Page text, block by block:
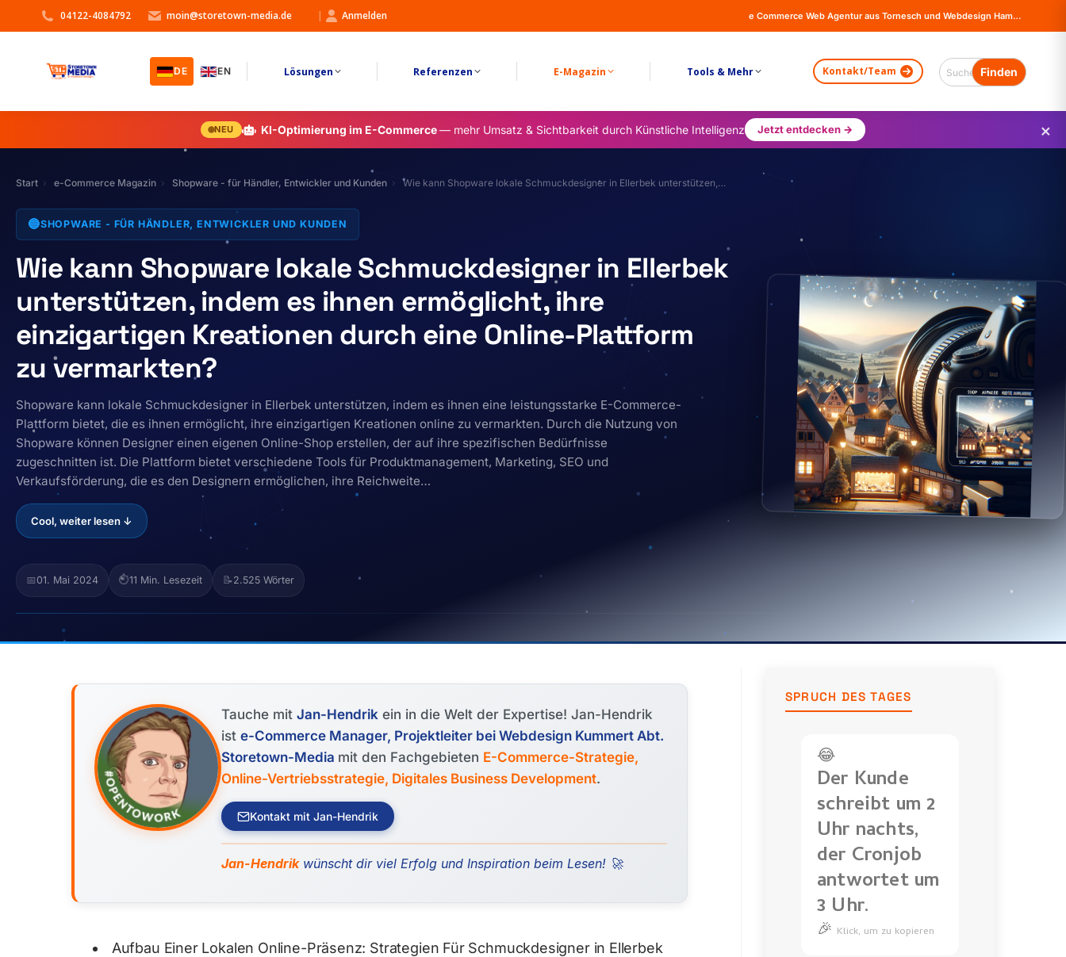
04122-4084792 moin@storetown-media.de | Anmelden e Commerce Web Agentur aus Tornesch und Webdesign Hamburg - Online Shops, Firma Website Erstellung - Magento - Wordpress - WooCommerce
DE EN Lösungen Referenzen E-Magazin Tools & Mehr Kontakt/Team
NEU KI-Optimierung im E-Commerce— mehr Umsatz & Sichtbarkeit durch Künstliche Intelligenz Jetzt entdecken → ×
Start e-Commerce Magazin Shopware - für Händler, Entwickler und Kunden Wie kann Shopware lokale Schmuckdesigner in Ellerbek unterstützen,…
🔵SHOPWARE - FÜR HÄNDLER, ENTWICKLER UND KUNDEN
Wie kann Shopware lokale Schmuckdesigner in Ellerbek
unterstützen, indem es ihnen ermöglicht, ihre
einzigartigen Kreationen durch eine Online-Plattform
zu vermarkten?
Shopware kann lokale Schmuckdesigner in Ellerbek unterstützen, indem es ihnen eine leistungsstarke E-Commerce-
Plattform bietet, die es ihnen ermöglicht, ihre einzigartigen Kreationen online zu vermarkten. Durch die Nutzung von
Shopware können Designer einen eigenen Online-Shop erstellen, der auf ihre spezifischen Bedürfnisse
zugeschnitten ist. Die Plattform bietet verschiedene Tools für Produktmanagement, Marketing, SEO und
Verkaufsförderung, die es den Designern ermöglichen, ihre Reichweite…
Cool, weiter lesen ↓
📅01. Mai 2024 ⏱️11 Min. Lesezeit 📝 2.525 Wörter
Tauche mit Jan-Hendrik ein in die Welt der Expertise! Jan-Hendrik
ist e-Commerce Manager, Projektleiter bei Webdesign Kummert Abt.
Storetown-Media mit den Fachgebieten E-Commerce-Strategie,
Online-Vertriebsstrategie, Digitales Business Development.
Kontakt mit Jan-Hendrik
Jan-Hendrikwünscht dir viel Erfolg und Inspiration beim Lesen! 🚀
Aufbau Einer Lokalen Online-Präsenz: Strategien Für Schmuckdesigner in Ellerbek
SPRUCH DES TAGES
😂
Der Kunde
schreibt um 2
Uhr nachts,
der Cronjob
antwortet um
3 Uhr.
🎉 Klick, um zu kopieren